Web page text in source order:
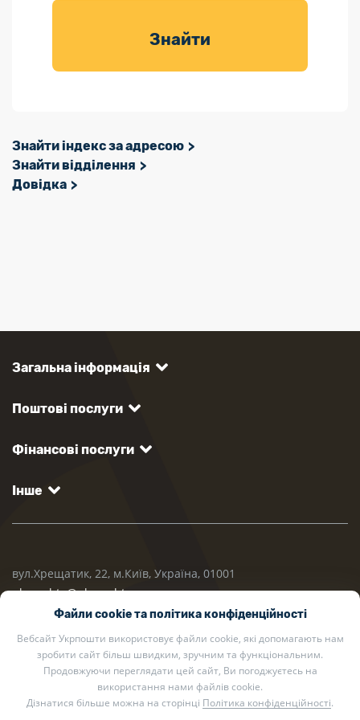
товарів для
Знайти
Знайти індекс за адресою
Знайти відділення
Довідка
Загальна інформація
Поштові послуги
Фінансові послуги
Інше
вул.Хрещатик, 22, м.Київ, Україна, 01001
ukrposhta@ukrposhta.ua
Файли cookie та політика конфіденційності
Вебсайт Укрпошти використовує файли cookie, які допомагають нам
зробити сайт більш швидким, зручним та функціональним.
Продовжуючи переглядати цей сайт, Ви погоджуєтесь на
використання нами файлів cookie.
Дізнатися більше можна на сторінці Політика конфіденційності.